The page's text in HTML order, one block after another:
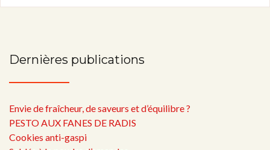
Dernières publications
Envie de fraîcheur, de saveurs et d’équilibre ?
PESTO AUX FANES DE RADIS
Cookies anti-gaspi